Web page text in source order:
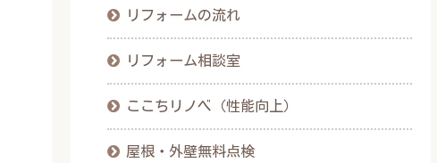
リフォームの流れ
リフォーム相談室
ここちリノベ（性能向上）
屋根・外壁無料点検